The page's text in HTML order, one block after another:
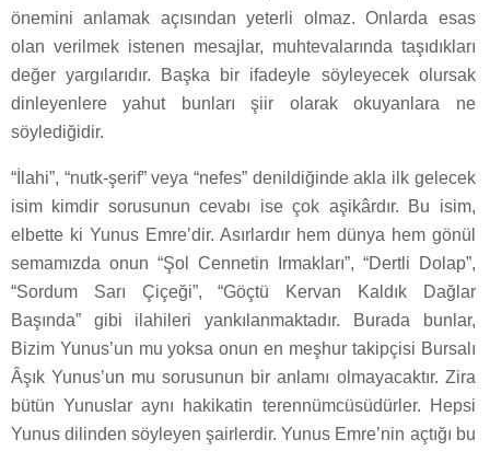
önemini anlamak açısından yeterli olmaz. Onlarda esas
olan verilmek istenen mesajlar, muhtevalarında taşıdıkları
değer yargılarıdır. Başka bir ifadeyle söyleyecek olursak
dinleyenlere yahut bunları şiir olarak okuyanlara ne
söylediğidir.
“İlahi”, “nutk-şerif” veya “nefes” denildiğinde akla ilk gelecek
isim kimdir sorusunun cevabı ise çok aşikârdır. Bu isim,
elbette ki Yunus Emre’dir. Asırlardır hem dünya hem gönül
semamızda onun “Şol Cennetin Irmakları”, “Dertli Dolap”,
“Sordum Sarı Çiçeği”, “Göçtü Kervan Kaldık Dağlar
Başında” gibi ilahileri yankılanmaktadır. Burada bunlar,
Bizim Yunus’un mu yoksa onun en meşhur takipçisi Bursalı
Âşık Yunus’un mu sorusunun bir anlamı olmayacaktır. Zira
bütün Yunuslar aynı hakikatin terennümcüsüdürler. Hepsi
Yunus dilinden söyleyen şairlerdir. Yunus Emre’nin açtığı bu